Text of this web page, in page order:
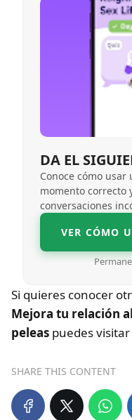
DA EL
Conoce cómo
momento correcto
conversaciones
VER CÓMO
Si quieres conocer
Mejora tu relación
peleas puedes
SHARE THIS CONTENT